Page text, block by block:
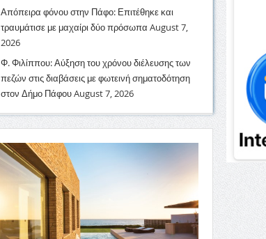
Απόπειρα φόνου στην Πάφο: Επιτέθηκε και
τραυμάτισε με μαχαίρι δύο πρόσωπα August 7,
2026
Φ. Φιλίππου: Αύξηση του χρόνου διέλευσης των
πεζών στις διαβάσεις με φωτεινή σηματοδότηση
στον Δήμο ΠάφουAugust 7, 2026